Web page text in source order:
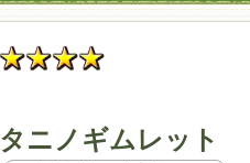
タニノギムレット